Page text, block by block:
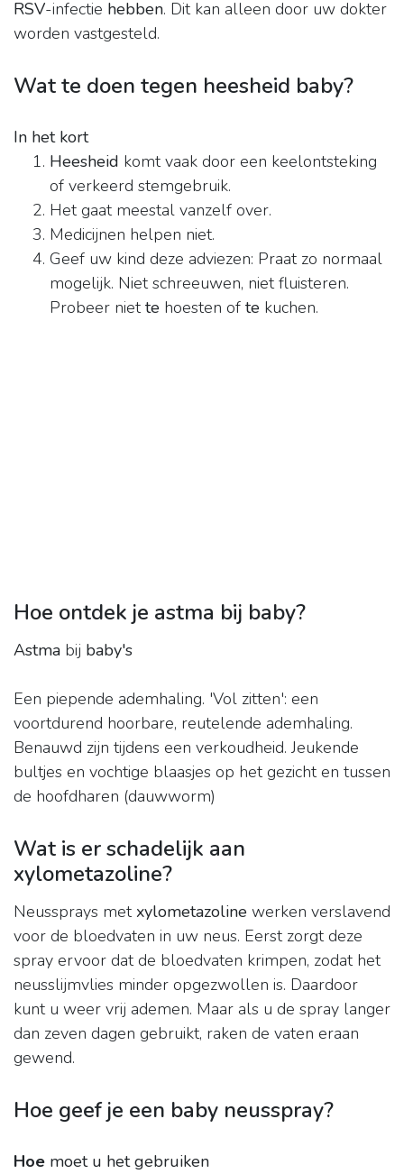
RSV-infectie hebben. Dit kan alleen door uw dokter
worden vastgesteld.
Wat te doen tegen heesheid baby?
In het kort
Heesheid komt vaak door een keelontsteking
of verkeerd stemgebruik.
Het gaat meestal vanzelf over.
Medicijnen helpen niet.
Geef uw kind deze adviezen: Praat zo normaal
mogelijk. Niet schreeuwen, niet fluisteren.
Probeer niette hoesten of te kuchen.
Hoe ontdek je astma bij baby?
Astma bij baby's
Een piepende ademhaling. 'Vol zitten': een
voortdurend hoorbare, reutelende ademhaling.
Benauwd zijn tijdens een verkoudheid. Jeukende
bultjes en vochtige blaasjes op het gezicht en tussen
de hoofdharen (dauwworm)
Wat is er schadelijk aan
xylometazoline?
Neussprays met xylometazoline werken verslavend
voor de bloedvaten in uw neus. Eerst zorgt deze
spray ervoor dat de bloedvaten krimpen, zodat het
neusslijmvlies minder opgezwollen is. Daardoor
kunt u weer vrij ademen. Maar als u de spray langer
dan zeven dagen gebruikt, raken de vaten eraan
gewend.
Hoe geef je een baby neusspray?
Hoe moet u het gebruiken